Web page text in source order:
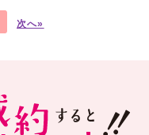
次へ»